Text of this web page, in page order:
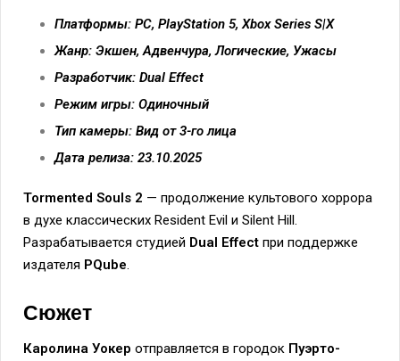
Платформы: PC, PlayStation 5, Xbox Series S|X
Жанр: Экшен, Адвенчура, Логические, Ужасы
Разработчик: Dual Effect
Режим игры: Одиночный
Тип камеры: Вид от 3-го лица
Дата релиза: 23.10.2025
Tormented Souls 2 — продолжение культового хоррора
в духе классических Resident Evil и Silent Hill.
Разрабатывается студией Dual Effect при поддержке
издателя PQube.
Сюжет
Каролина Уокер отправляется в городок Пуэрто-